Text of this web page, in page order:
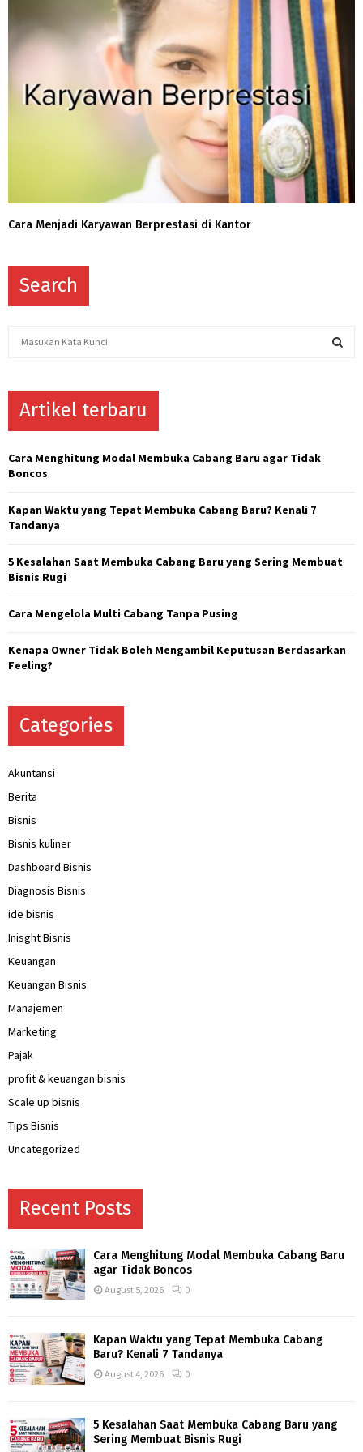
Cara Menjadi Karyawan Berprestasi di Kantor
Search
f
o
r
Artikel terbaru
Cara Menghitung Modal Membuka Cabang Baru agar Tidak
Boncos
Kapan Waktu yang Tepat Membuka Cabang Baru? Kenali 7
Tandanya
5 Kesalahan Saat Membuka Cabang Baru yang Sering Membuat
Bisnis Rugi
Cara Mengelola Multi Cabang Tanpa Pusing
Kenapa Owner Tidak Boleh Mengambil Keputusan Berdasarkan
Feeling?
Categories
Akuntansi
Berita
Bisnis
Bisnis kuliner
Dashboard Bisnis
Diagnosis Bisnis
ide bisnis
Inisght Bisnis
Keuangan
Keuangan Bisnis
Manajemen
Marketing
Pajak
profit & keuangan bisnis
Scale up bisnis
Tips Bisnis
Uncategorized
Recent Posts
Cara Menghitung Modal Membuka Cabang Baru
agar Tidak Boncos
August 5, 2026 0
Kapan Waktu yang Tepat Membuka Cabang
Baru? Kenali 7 Tandanya
August 4, 2026 0
5 Kesalahan Saat Membuka Cabang Baru yang
Sering Membuat Bisnis Rugi